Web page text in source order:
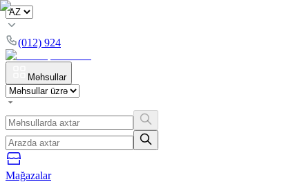
(012) 924
Məhsullar
Mağazalar